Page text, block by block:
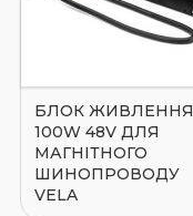
БЛОК ЖИВЛЕННЯ
100W 48V ДЛЯ
МАГНІТНОГО
ШИНОПРОВОДУ
VELA